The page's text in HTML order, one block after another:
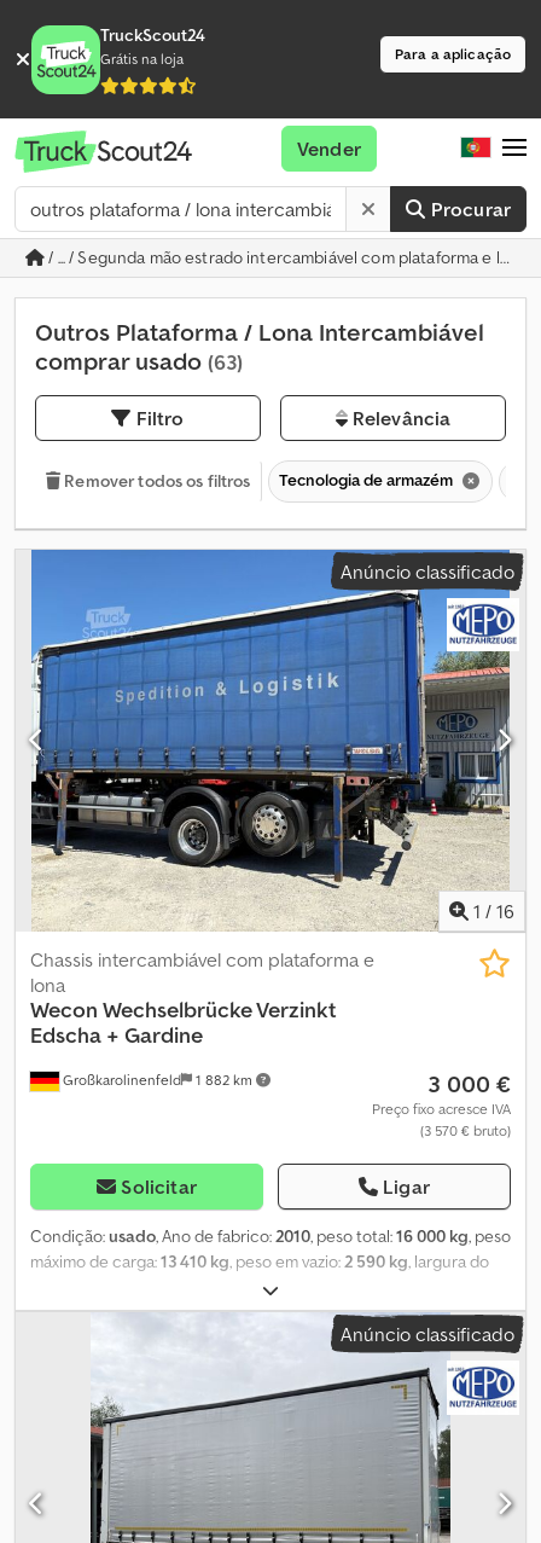
TruckScout24
Grátis na loja Para a aplicação
Procurar
Vender
/ ... / Segunda mão estrado intercambiável com plataforma e lona
Outros Plataforma / Lona Intercambiável
comprar usado (63)
Filtro Relevância
Remover todos os filtros Tecnologia de armazém
Anúncio classificado
1 / 16
Großkarolinenfeld 1 882 km
Chassis intercambiável com plataforma e
lona
Wecon Wechselbrücke Verzinkt
Edscha + Gardine
3 000 €
Preço fixo acresce IVA
(3 570 € bruto)
Solicitar Ligar
Condição:usado, Ano de fabrico:2010, peso total:16 000 kg, peso
máximo de carga:13 410 kg, peso em vazio:2 590 kg, largura do
, comprimento do espaço de carga:
7 300 mm, altura do espaço de carga:2 520 mm, COMERCIANTE
ALEMÃO oferece: Troca BDF 7,45 Galvanizada Apta para grua
Duplas conexões Anéis para amarração Teto deslizante Cortina
deslizante Ano de fabrico: 04/2010 16.000 kg PBV 2.590 kg vazio
Csdpfxjzrtddo Andsrf Dimensões internas: 7300x2480x2520 mm
Grande estoque de trocas BDF e reboques! ##### FAVOR LIGAR
– NÃO ENVIAR EMAIL! ##### ENTREGA POSSÍVEL EM TODA
ALEMANHA! MEPO-VEÍCULOS COMERCIAIS ENTREGA DESDE
1983! VISITA SOMENTE COM AGENDAMENTO! #####
Anúncio classificado